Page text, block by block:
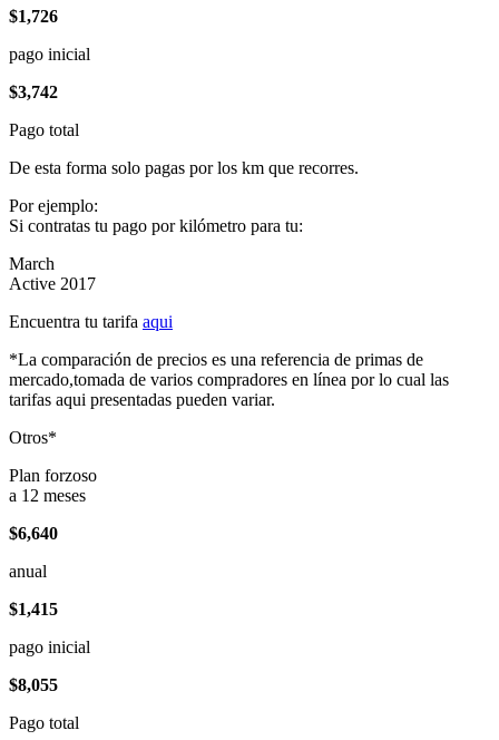
$1,726
pago inicial
$3,742
Pago total
De esta forma solo pagas por los km que recorres.
Por ejemplo:
Si contratas tu pago por kilómetro para tu:
March
Active 2017
Encuentra tu tarifa aqui
*La comparación de precios es una referencia de primas de
mercado,tomada de varios compradores en línea por lo cual las
tarifas aqui presentadas pueden variar.
Otros*
Plan forzoso
a 12 meses
$6,640
anual
$1,415
pago inicial
$8,055
Pago total